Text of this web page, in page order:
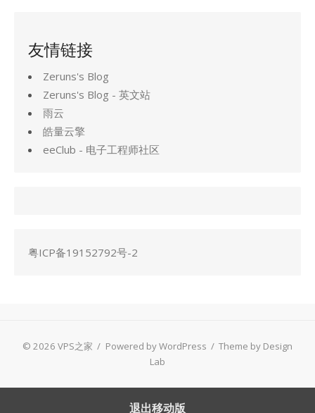
友情链接
Zeruns's Blog
Zeruns's Blog - 英文站
雨云
皓量云擎
eeClub - 电子工程师社区
粤ICP备19152792号-2
© 2026 VPS之家 / Powered by WordPress / Theme by Design
Lab
退出移动版